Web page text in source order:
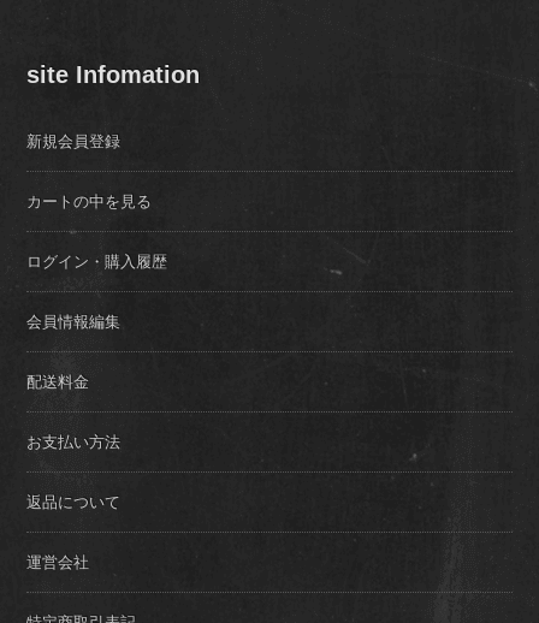
site Infomation
新規会員登録
カートの中を見る
ログイン・購入履歴
会員情報編集
配送料金
お支払い方法
返品について
運営会社